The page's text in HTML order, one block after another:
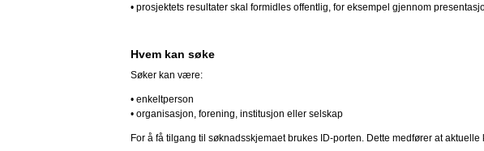
• prosjektets resultater skal formidles offentlig, for eksempel gjennom
Hvem kan søke
Søker kan være:
• enkeltperson
• organisasjon, forening, institusjon eller selskap
For å få tilgang til søknadsskjemaet brukes ID-porten. Dette medfører at